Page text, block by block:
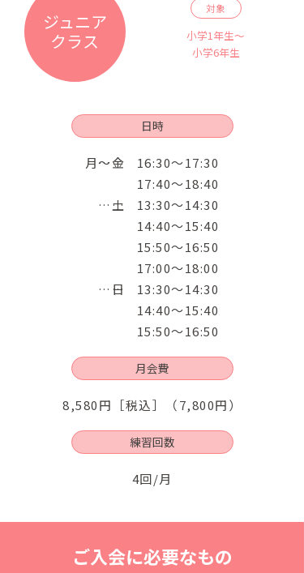
ジュニア
クラス
対象
小学1年生～
小学6年生
日時
月～金
16:30～17:30
17:40～18:40
土
13:30～14:30
14:40～15:40
15:50～16:50
17:00～18:00
日
13:30～14:30
14:40～15:40
15:50～16:50
月会費
8,580円［税込］（7,800円）
練習回数
4回/月
ご入会に必要なもの